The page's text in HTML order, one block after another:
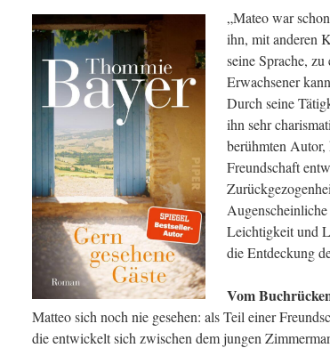
„Mateo war
ihn, mit anderen
seine Sprache,
Erwachsener
Durch seine
ihn sehr
berühmten Autor,
Freundschaft
Leichtigkeit und
die Entdeckung
Vom
Matteo sich noch nie gesehen: als Teil einer
die entwickelt sich zwischen dem jungen